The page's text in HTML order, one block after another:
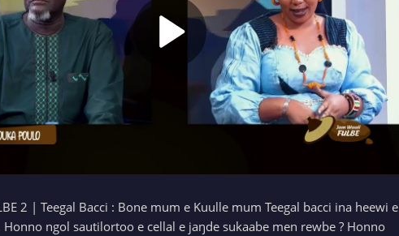
2 | Teegal Bacci : Bone mum e Kuulle mum Teegal bacci ina heewi e
ngol sautilortoo e cellal e jaŋde sukaabe men rewbe ? Honno